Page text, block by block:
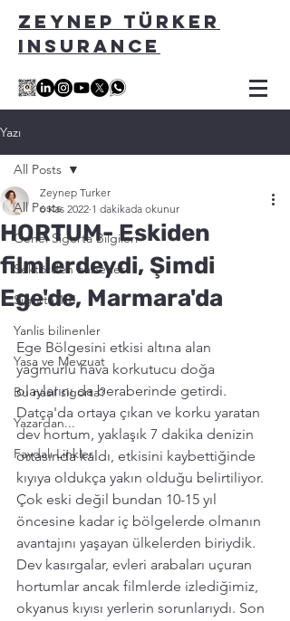
ZEYNEP TÜRKER
INSURANCE
Yazı
All Posts
Genel Sigorta Bilgileri
Sektörden haberler
Sigorta 101
Yanlis bilinenler
Yasa ve Mevzuat
Bu nasıl sigorta?
Yazardan...
Faydalı Linkler
All Posts
HORTUM- Eskiden
filmlerdeydi, Şimdi
Ege'de, Marmara'da
Zeynep Turker
6 Kas 2022 1 dakikada okunur
Ege Bölgesini etkisi altına alan
yağmurlu hava korkutucu doğa
olaylarını da beraberinde getirdi.
Datça'da ortaya çıkan ve korku yaratan
dev hortum, yaklaşık 7 dakika denizin
ortasında kaldı, etkisini kaybettiğinde
kıyıya oldukça yakın olduğu belirtiliyor.
Çok eski değil bundan 10-15 yıl
öncesine kadar iç bölgelerde olmanın
avantajını yaşayan ülkelerden biriydik.
Dev kasırgalar, evleri arabaları uçuran
hortumlar ancak filmlerde izlediğimiz,
okyanus kıyısı yerlerin sorunlarıydı. Son